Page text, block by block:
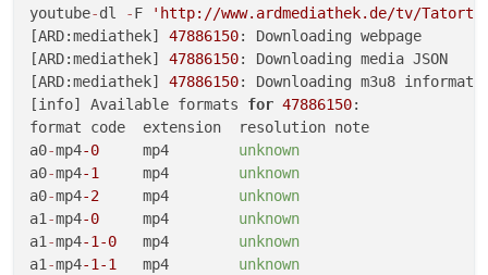
youtube-dl -F
'http://www.ardmediathek.de/tv/Tatort/
[ARD:mediathek] 47886150: Downloading webpage
[ARD:mediathek] 47886150: Downloading media JSON
[ARD:mediathek] 47886150: Downloading m3u8
[info] Available formats for 47886150:
format code  extension  resolution note
a0-mp4-0
     mp4
unknown
a0-mp4-1
     mp4
unknown
a0-mp4-2
     mp4
unknown
a1-mp4-0
     mp4
unknown
a1-mp4-1-0
   mp4
unknown
a1-mp4-1-1
   mp4
unknown